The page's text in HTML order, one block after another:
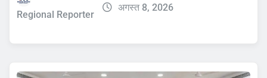
Regional Reporter
अगस्त 8, 2026